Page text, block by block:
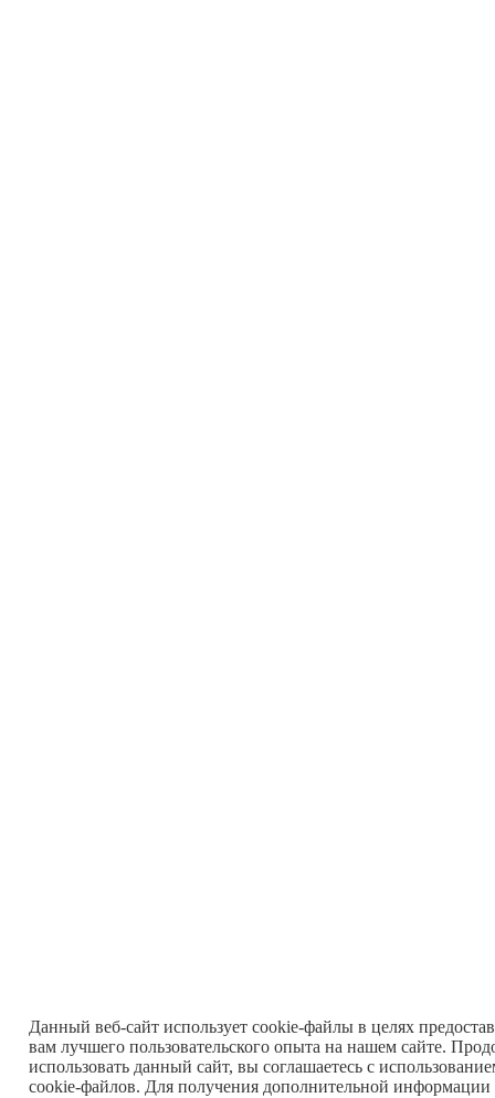
Данный веб-сайт использует cookie-файлы в целях
вам лучшего пользовательского опыта на нашем сайте.
использовать данный сайт, вы соглашаетесь с
cookie-файлов. Для получения дополнительной информации